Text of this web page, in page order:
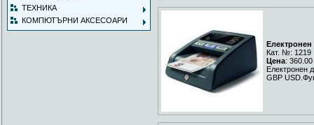
ТЕХНИКА
КОМПЮТЪРНИ АКСЕСОАРИ
Електронен
Кат. №: 1219
Цена:
Електронен
GBP